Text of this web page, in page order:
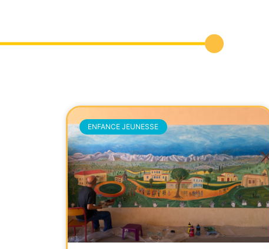
ENFANCE JEUNESSE